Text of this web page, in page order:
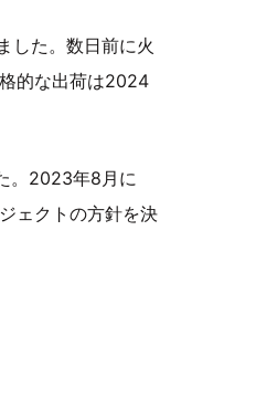
した。数日前に火
的な出荷は2024
。2023年8月に
ェクトの方針を決